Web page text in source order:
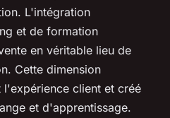
L'intégration
et de formation
en véritable lieu de
Cette dimension
client et créé
et d'apprentissage.